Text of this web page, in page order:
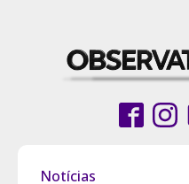
Notícias